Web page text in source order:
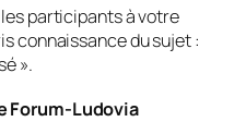
participants à votre
connaissance du sujet :
».
Forum-Ludovia